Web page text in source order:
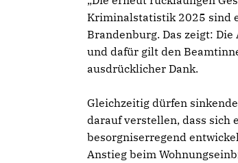
Kriminalstatistik 2025 sind
Brandenburg. Das zeigt:
und dafür gilt den
ausdrücklicher Dank.
Gleichzeitig dürfen
darauf verstellen, dass sich
besorgniserregend
Anstieg beim